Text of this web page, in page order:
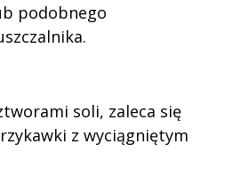
podobnego
soli, zaleca się
z wyciągniętym